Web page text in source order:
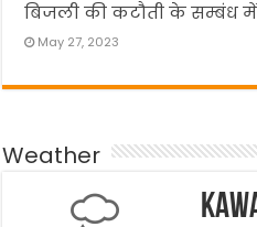
बिजली की कटौती के सम्बंध में
May 27, 2023
Weather